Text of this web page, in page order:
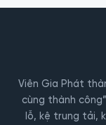
Viên Gia Phát
cùng thành
lỗ, kệ trung tải,